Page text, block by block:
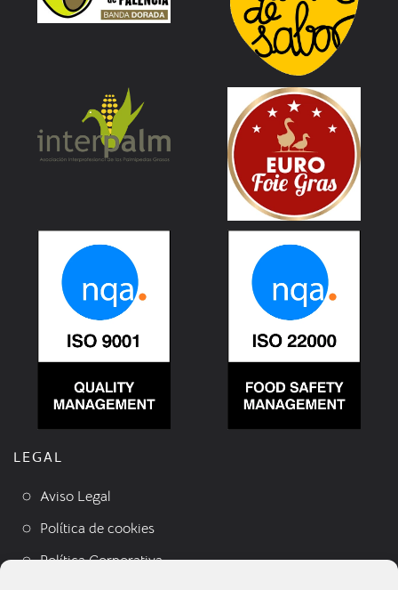
LEGAL
Aviso Legal
Política de cookies
Política Corporativa